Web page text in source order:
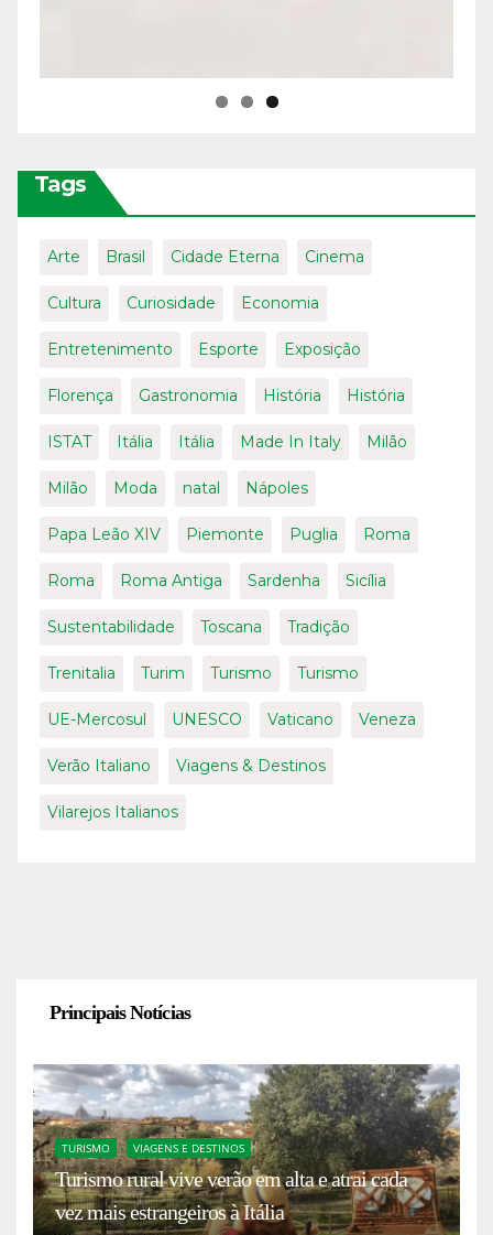
Tags
Arte Brasil Cidade Eterna Cinema
Cultura Curiosidade Economia
Entretenimento Esporte Exposição
Florença Gastronomia História História
ISTAT Itália Itália Made In Italy Milão
Milão Moda natal Nápoles
Papa Leão XIV Piemonte Puglia Roma
Roma Roma Antiga Sardenha Sicília
Sustentabilidade Toscana Tradição
Trenitalia Turim Turismo Turismo
UE-Mercosul UNESCO Vaticano Veneza
Verão Italiano Viagens & Destinos
Vilarejos Italianos
Principais Notícias
TURISMO VIAGENS E DESTINOS
Turismo rural vive verão em alta e atrai cada
vez mais estrangeiros à Itália